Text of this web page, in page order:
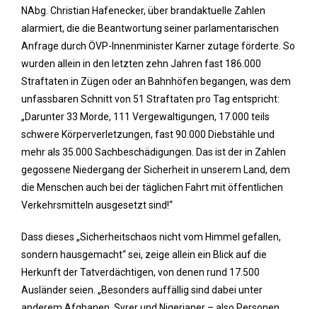
NAbg. Christian Hafenecker, über brandaktuelle Zahlen
alarmiert, die die Beantwortung seiner parlamentarischen
Anfrage durch ÖVP-Innenminister Karner zutage förderte. So
wurden allein in den letzten zehn Jahren fast 186.000
Straftaten in Zügen oder an Bahnhöfen begangen, was dem
unfassbaren Schnitt von 51 Straftaten pro Tag entspricht:
„Darunter 33 Morde, 111 Vergewaltigungen, 17.000 teils
schwere Körperverletzungen, fast 90.000 Diebstähle und
mehr als 35.000 Sachbeschädigungen. Das ist der in Zahlen
gegossene Niedergang der Sicherheit in unserem Land, dem
die Menschen auch bei der täglichen Fahrt mit öffentlichen
Verkehrsmitteln ausgesetzt sind!“
Dass dieses „Sicherheitschaos nicht vom Himmel gefallen,
sondern hausgemacht“ sei, zeige allein ein Blick auf die
Herkunft der Tatverdächtigen, von denen rund 17.500
Ausländer seien. „Besonders auffällig sind dabei unter